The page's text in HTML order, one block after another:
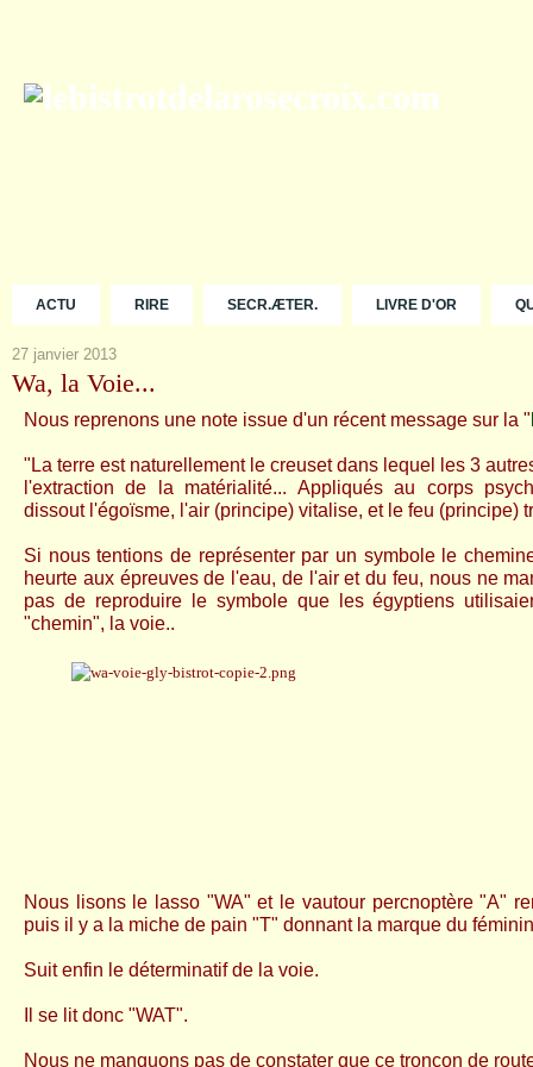
ACTU RIRE SECR.ÆTER. LIVRE D'OR
27 janvier 2013
Wa, la Voie...
Nous reprenons une note issue d'un récent message sur la "
"La terre est naturellement le creuset dans lequel les 3
l'extraction de la matérialité... Appliqués au corps
dissout l'égoïsme, l'air (principe) vitalise, et le feu (principe)
Si nous tentions de représenter par un symbole le
heurte aux épreuves de l'eau, de l'air et du feu, nous ne
pas de reproduire le symbole que les égyptiens
"chemin", la voie..
Nous lisons le lasso "WA" et le vautour percnoptère "A"
puis il y a la miche de pain "T" donnant la marque du
Suit enfin le déterminatif de la voie.
Il se lit donc "WAT".
Nous ne manquons pas de constater que ce tronçon de